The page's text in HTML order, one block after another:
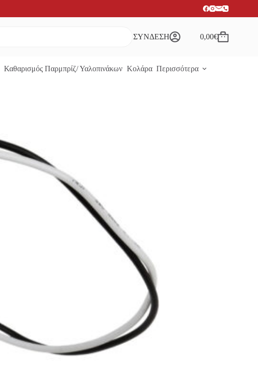
ΣΥΝΔΕΣΗ
Καλάθι
0,00€
Καθαρισμός Παρμπρίζ/ Υαλοπινάκων Κολάρα Περισσότερα